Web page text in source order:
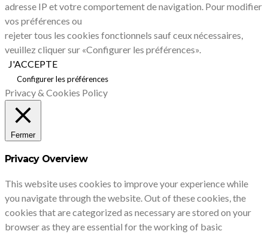
adresse IP et votre comportement de navigation. Pour modifier
vos préférences ou
rejeter tous les cookies fonctionnels sauf ceux nécessaires,
veuillez cliquer sur «Configurer les préférences».
J'ACCEPTE
Configurer les préférences
Privacy & Cookies Policy
Fermer
Privacy Overview
This website uses cookies to improve your experience while
you navigate through the website. Out of these cookies, the
cookies that are categorized as necessary are stored on your
browser as they are essential for the working of basic